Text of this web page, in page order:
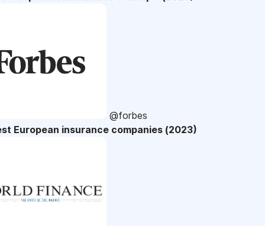
@forbes
European insurance companies (2023)